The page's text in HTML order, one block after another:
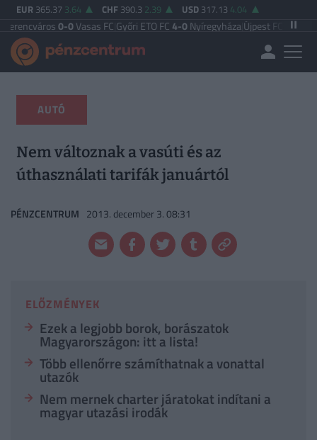
EUR 365.37 3.64 CHF 390.3 2.39 USD 317.13 4.04
0-0Vasas FC|Győri ETO FC4-0Nyíregyháza|Újpest FC4-2Debreceni
AUTÓ
Nem változnak a vasúti és az
úthasználati tarifák januártól
PÉNZCENTRUM 2013. december 3. 08:31
ELŐZMÉNYEK
Ezek a legjobb borok, borászatok
Magyarországon: itt a lista!
Több ellenőrre számíthatnak a vonattal
utazók
Nem mernek charter járatokat indítani a
magyar utazási irodák